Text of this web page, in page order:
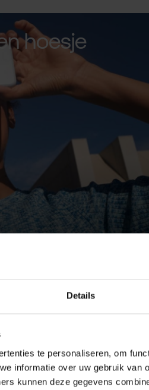
Details
te personaliseren, om
informatie over uw gebruik van
kunnen deze gegevens
hoesje